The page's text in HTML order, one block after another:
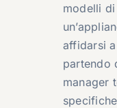
modelli
affidarsi
partendo
manager